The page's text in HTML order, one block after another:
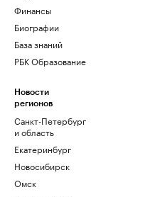
Финансы
Биографии
База знаний
РБК Образование
Новости
регионов
Санкт-Петербург
и область
Екатеринбург
Новосибирск
Омск